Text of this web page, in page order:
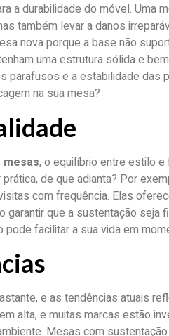
a durabilidade do móvel. Uma
também levar a danos
nova porque a base não
uma estrutura sólida e
parafusos e a estabilidade das
na sua mesa?
, o equilíbrio entre estilo
de que adianta? Por
com frequência. Elas
garantir que a sustentação seja
facilitar a sua vida em
e as tendências atuais
alta, e muitas marcas estão
Mesas com